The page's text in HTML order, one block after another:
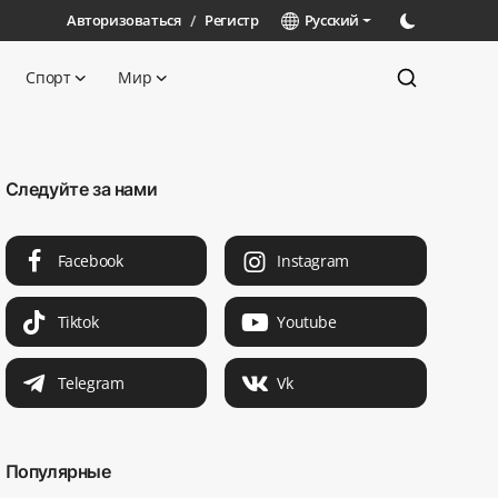
Авторизоваться / Регистр Русский
Спорт Мир
Следуйте за нами
Facebook Instagram
Tiktok Youtube
Telegram Vk
Популярные